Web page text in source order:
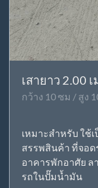
เสายาว 2.00
กว้าง 10 ซม / สูง
เหมาะสำหรับ ใช้
สรรพสินค้า ที่จอ
อาคารพักอาศัย ล
รถในปั๊มน้ำมัน